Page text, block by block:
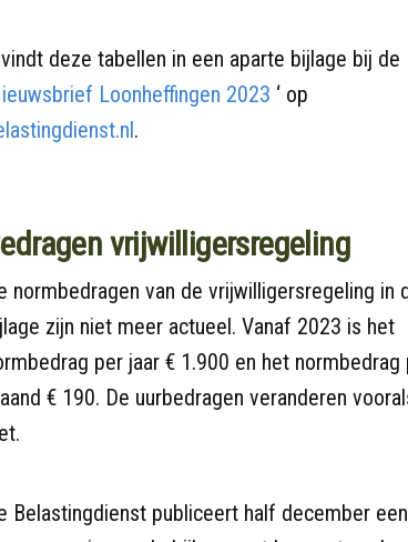
deze tabellen in een aparte bijlage bij de
Loonheffingen 2023 ‘ op
.
vrijwilligersregeling
normbedragen van de vrijwilligersregeling in
zijn niet meer actueel. Vanaf 2023 is het
per jaar € 1.900 en het normbedrag
€ 190. De uurbedragen veranderen
Belastingdienst publiceert half december een